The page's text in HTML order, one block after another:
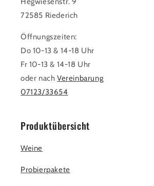
72585 Riederich
Öffnungszeiten:
Do 10-13 & 14-18 Uhr
Fr 10-13 & 14-18 Uhr
oder nach Vereinbarung
07123/33654
Produktübersicht
Weine
Probierpakete